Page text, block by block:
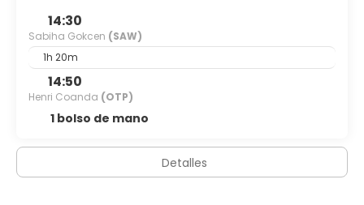
14:30
Sabiha Gokcen (SAW)
1h 20m
14:50
Henri Coanda (OTP)
1 bolso de mano
Detalles